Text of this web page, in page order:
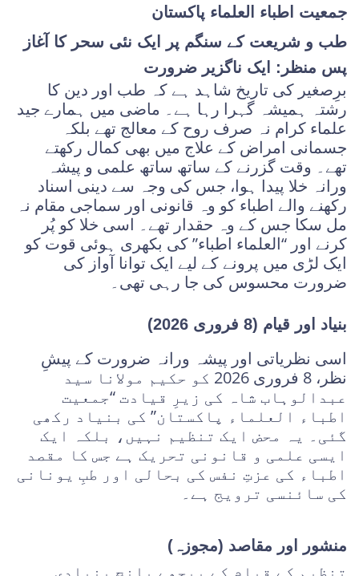
جمعیت اطباء العلماء پاکستان
طب و شریعت کے سنگم پر ایک نئی سحر کا آغاز
پس منظر: ایک ناگزیر ضرورت
برِصغیر کی تاریخ شاہد ہے کہ طب اور دین کا
رشتہ ہمیشہ گہرا رہا ہے۔ ماضی میں ہمارے جید
علماء کرام نہ صرف روح کے معالج تھے بلکہ
جسمانی امراض کے علاج میں بھی کمال رکھتے
تھے۔ وقت گزرنے کے ساتھ ساتھ علمی و پیشہ
ورانہ خلا پیدا ہوا، جس کی وجہ سے دینی اسناد
رکھنے والے اطباء کو وہ قانونی اور سماجی مقام نہ
مل سکا جس کے وہ حقدار تھے۔ اسی خلا کو پُر
کرنے اور “العلماء اطباء” کی بکھری ہوئی قوت کو
ایک لڑی میں پرونے کے لیے ایک توانا آواز کی
ضرورت محسوس کی جا رہی تھی۔
بنیاد اور قیام (8 فروری 2026)
اسی نظریاتی اور پیشہ ورانہ ضرورت کے پیشِ
نظر، 8 فروری 2026 کو حکیم مولانا سید
عبدالوہاب شاہ کی زیرِ قیادت “جمعیت
اطباء العلماء پاکستان” کی بنیاد رکھی
گئی۔ یہ محض ایک تنظیم نہیں، بلکہ ایک
ایسی علمی و قانونی تحریک ہے جس کا مقصد
اطباء کی عزتِ نفس کی بحالی اور طبِ یونانی
کی سائنسی ترویج ہے۔
منشور اور مقاصد (مجوزہ)
تنظیم کے قیام کے پیچھے پانچ بنیادی